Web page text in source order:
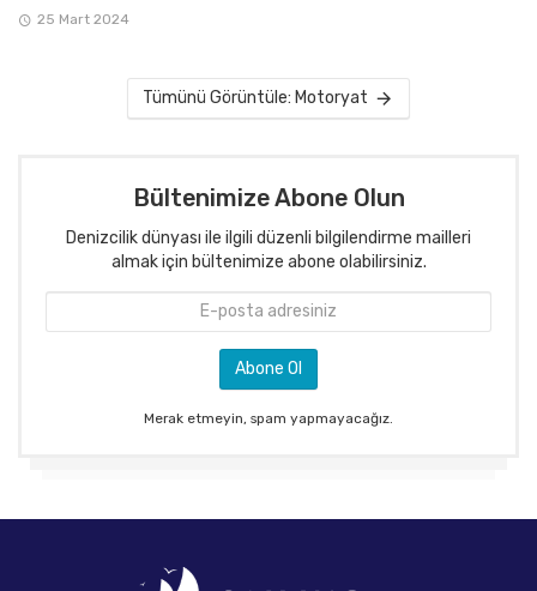
25 Mart 2024
Tümünü Görüntüle: Motoryat
Bültenimize Abone Olun
Denizcilik dünyası ile ilgili düzenli bilgilendirme mailleri
almak için bültenimize abone olabilirsiniz.
Merak etmeyin, spam yapmayacağız.